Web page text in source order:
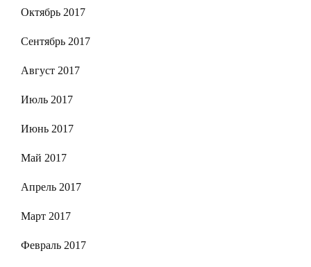
Октябрь 2017
Сентябрь 2017
Август 2017
Июль 2017
Июнь 2017
Май 2017
Апрель 2017
Март 2017
Февраль 2017